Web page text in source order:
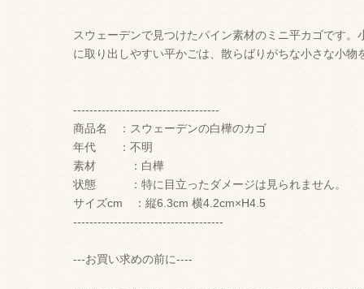
スウェーデンで見つけたパイン素材のミニ平カゴです
に取り出しやすい平かごは、散らばりがちな小さな小物
------------------------------------
商品名 ：スウェーデンの白樺のカゴ
年代 ：不明
素材 ：白樺
状態 ：特に目立ったダメージは見られません。
サイズcm ：縦6.3cm 横4.2cm×H4.5
-------------------------------------
---お買い求めの前に----